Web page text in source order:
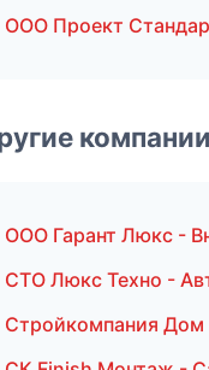
ООО Проект
компании
ООО Гарант Люкс -
СТО Люкс Техно -
Стройкомпания Дом